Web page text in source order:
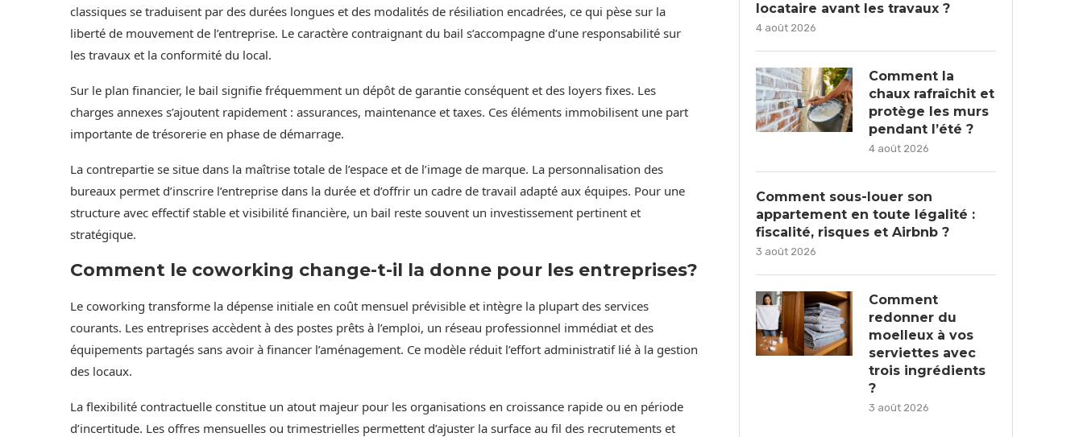
classiques se traduisent par des durées longues et des modalités de résiliation encadrées, ce qui pèse sur la
liberté de mouvement de l’entreprise. Le caractère contraignant du bail s’accompagne d’une responsabilité sur
les travaux et la conformité du local.
Sur le plan financier, le bail signifie fréquemment un dépôt de garantie conséquent et des loyers fixes. Les
charges annexes s’ajoutent rapidement : assurances, maintenance et taxes. Ces éléments immobilisent une part
importante de trésorerie en phase de démarrage.
La contrepartie se situe dans la maîtrise totale de l’espace et de l’image de marque. La personnalisation des
bureaux permet d’inscrire l’entreprise dans la durée et d’offrir un cadre de travail adapté aux équipes. Pour une
structure avec effectif stable et visibilité financière, un bail reste souvent un investissement pertinent et
stratégique.
Comment le coworking change-t-il la donne pour les entreprises?
Le coworking transforme la dépense initiale en coût mensuel prévisible et intègre la plupart des services
courants. Les entreprises accèdent à des postes prêts à l’emploi, un réseau professionnel immédiat et des
équipements partagés sans avoir à financer l’aménagement. Ce modèle réduit l’effort administratif lié à la gestion
des locaux.
La flexibilité contractuelle constitue un atout majeur pour les organisations en croissance rapide ou en période
d’incertitude. Les offres mensuelles ou trimestrielles permettent d’ajuster la surface au fil des recrutements et
locataire avant les travaux ?
4 août 2026
Comment la
chaux rafraîchit et
protège les murs
pendant l’été ?
4 août 2026
Comment sous-louer son
appartement en toute légalité :
fiscalité, risques et Airbnb ?
3 août 2026
Comment
redonner du
moelleux à vos
serviettes avec
trois ingrédients
?
3 août 2026